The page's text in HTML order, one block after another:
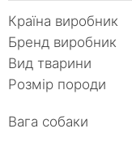
Країна виробник
Бренд виробник
Вид тварини
Розмір породи
Вага собаки